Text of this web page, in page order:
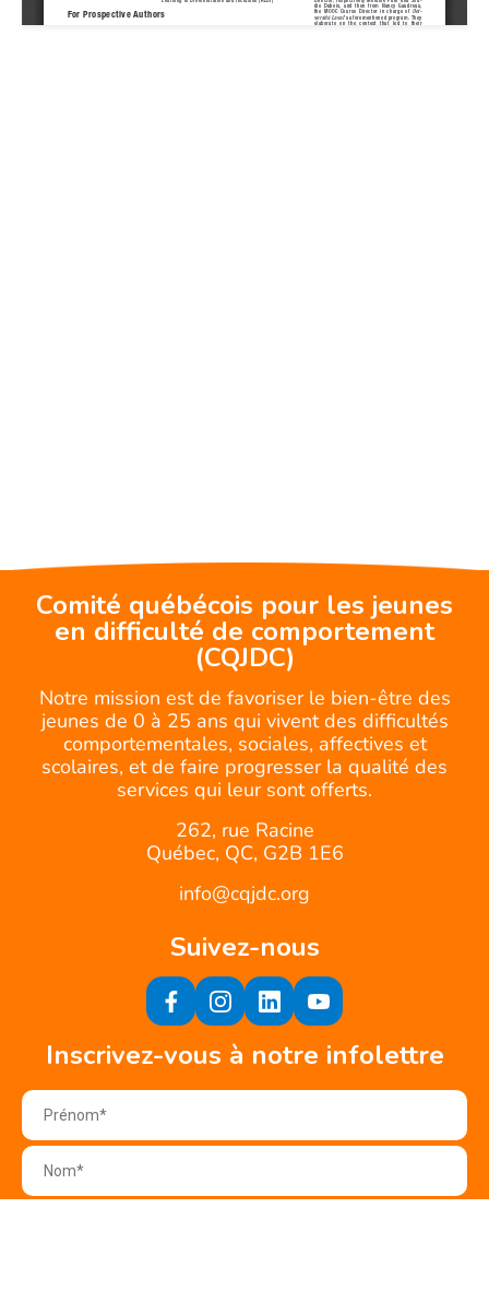
Comité québécois pour les jeunes
en difficulté de comportement
(CQJDC)
Notre mission est de favoriser le bien-être des
jeunes de 0 à 25 ans qui vivent des difficultés
comportementales, sociales, affectives et
scolaires, et de faire progresser la qualité des
services qui leur sont offerts.
262, rue Racine
Québec, QC, G2B 1E6
info@cqjdc.org
Suivez-nous
Inscrivez-vous à notre infolettre